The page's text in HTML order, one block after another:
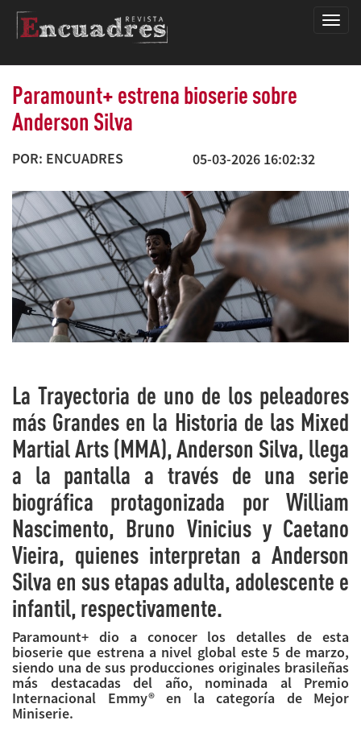
Paramount+ estrena bioserie sobre
Anderson Silva
POR: ENCUADRES 05-03-2026 16:02:32
La Trayectoria de uno de los peleadores
más Grandes en la Historia de las Mixed
Martial Arts (MMA), Anderson Silva, llega
a la pantalla a través de una serie
biográfica protagonizada por William
Nascimento, Bruno Vinicius y Caetano
Vieira, quienes interpretan a Anderson
Silva en sus etapas adulta, adolescente e
infantil, respectivamente.
Paramount+ dio a conocer los detalles de esta
bioserie que estrena a nivel global este 5 de marzo,
siendo una de sus producciones originales brasileñas
más destacadas del año, nominada al Premio
Internacional Emmy® en la categoría de Mejor
Miniserie.